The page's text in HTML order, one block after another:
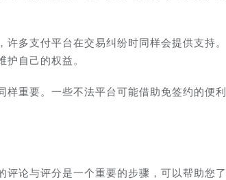
多支付平台在交易纠纷时同样会提供支持。
自己的权益。
样重要。一些不法平台可能借助免签约的便利
评论与评分是一个重要的步骤，可以帮助您了